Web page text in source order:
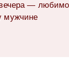
—
мужчине